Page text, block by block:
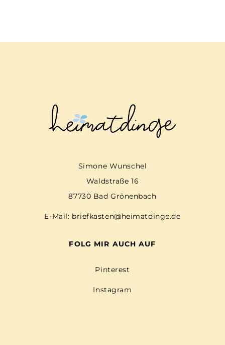
Simone Wunschel
Waldstraße 16
87730 Bad Grönenbach
E-Mail: briefkasten@heimatdinge.de
FOLG MIR AUCH AUF
Pinterest
Instagram